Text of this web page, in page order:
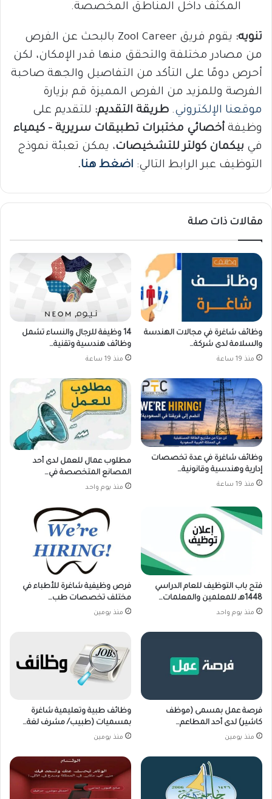
المكثف داخل المناطق المخصصة.
تنويه:
يقوم فريق Zool Career بالبحث عن الفرص
من مصادر مختلفة والتحقق منها قدر الإمكان، لكن
أحرص دومًا على التأكد من التفاصيل والجهة صاحبة
الفرصة وللمزيد من الفرص المميزة قم بزيارة
موقعنا الإلكتروني. طريقة التقديم: للتقديم على
وظيفة أخصائي مختبرات تطبيقات سريرية – كيمياء
في بيكمان كولتر للتشخيصات، يمكن تعبئة نموذج
التوظيف عبر الرابط التالي: اضغط هنا.
مقالات ذات صلة
وظائف شاغرة في مجالات الهندسة
والسلامة لدى شركة…
منذ 19 ساعة
14 وظيفة للرجال والنساء تشمل
وظائف هندسية وتقنية…
منذ 19 ساعة
وظائف شاغرة في عدة تخصصات
إدارية وهندسية وقانونية…
منذ 19 ساعة
مطلوب عمال للعمل لدى أحد
المصانع المتخصصة في…
منذ يوم واحد
فتح باب التوظيف للعام الدراسي
1448هـ للمعلمين والمعلمات…
منذ يوم واحد
فرص وظيفية شاغرة للأطباء في
مختلف تخصصات طب…
منذ يومين
فرصة عمل بمسمى (موظف
كاشير) لدى أحد المطاعم…
منذ يومين
وظائف طبية وتعليمية شاغرة
بمسميات (طبيب/ مشرف لغة…
منذ يومين